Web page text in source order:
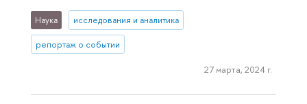
Наука исследования и аналитика
репортаж о событии
27 марта, 2024 г.